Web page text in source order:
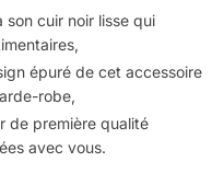
son cuir noir lisse qui
épuré de cet accessoire
robe,
de première qualité
avec vous.